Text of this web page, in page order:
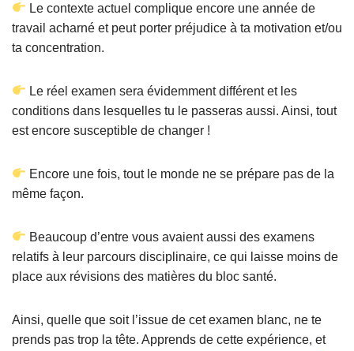
Le contexte actuel complique encore une année de
travail acharné et peut porter préjudice à ta motivation et/ou
ta concentration.
Le réel examen sera évidemment différent et les
conditions dans lesquelles tu le passeras aussi. Ainsi, tout
est encore susceptible de changer !
Encore une fois, tout le monde ne se prépare pas de la
même façon.
Beaucoup d’entre vous avaient aussi des examens
relatifs à leur parcours disciplinaire, ce qui laisse moins de
place aux révisions des matières du bloc santé.
Ainsi, quelle que soit l’issue de cet examen blanc, ne te
prends pas trop la tête. Apprends de cette expérience, et